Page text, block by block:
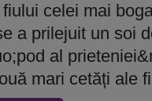
celei mai
a prilejuit un soi
al
mari cetăți ale